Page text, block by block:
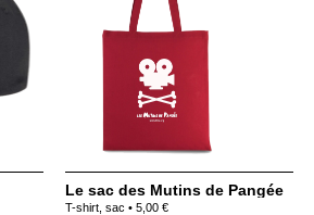
Le sac des Mutins de Pangée
T-shirt, sac • 5,00 €